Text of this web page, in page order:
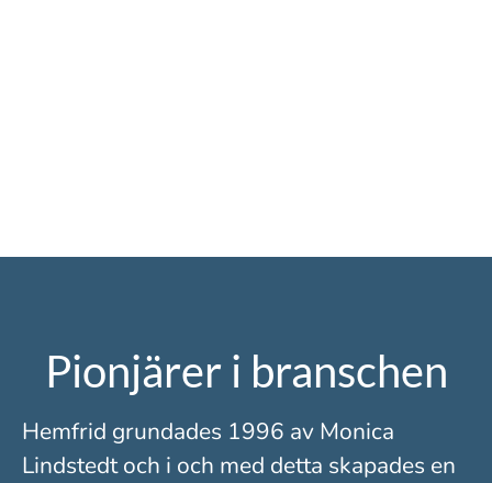
Pionjärer i branschen
Hemfrid grundades 1996 av Monica
Lindstedt och i och med detta skapades en